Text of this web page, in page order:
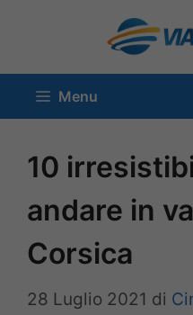
contenuto
Menu
10
andare in
Corsica
28 Luglio 2021 di